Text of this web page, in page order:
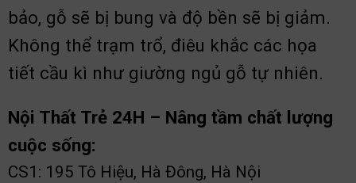
bảo, gỗ sẽ bị bung và độ bền sẽ bị giảm.
Không thể trạm trổ, điêu khắc các họa
tiết cầu kì như giường ngủ gỗ tự nhiên.
Nội Thất Trẻ 24H – Nâng tầm chất lượng
cuộc sống:
CS1: 195 Tô Hiệu, Hà Đông, Hà Nội